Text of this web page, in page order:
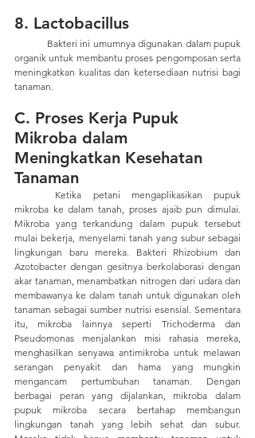
8. Lactobacillus
organik untuk membantu proses pengomposan serta
meningkatkan kualitas dan ketersediaan nutrisi bagi
tanaman.
C. Proses Kerja Pupuk
Mikroba dalam
Meningkatkan Kesehatan
Tanaman
mikroba ke dalam tanah, proses ajaib pun dimulai.
Mikroba yang terkandung dalam pupuk tersebut
mulai bekerja, menyelami tanah yang subur sebagai
lingkungan baru mereka. Bakteri Rhizobium dan
Azotobacter dengan gesitnya berkolaborasi dengan
akar tanaman, menambatkan nitrogen dari udara dan
membawanya ke dalam tanah untuk digunakan oleh
tanaman sebagai sumber nutrisi esensial. Sementara
itu, mikroba lainnya seperti Trichoderma dan
Pseudomonas menjalankan misi rahasia mereka,
menghasilkan senyawa antimikroba untuk melawan
serangan penyakit dan hama yang mungkin
mengancam pertumbuhan tanaman. Dengan
berbagai peran yang dijalankan, mikroba dalam
pupuk mikroba secara bertahap membangun
lingkungan tanah yang lebih sehat dan subur.